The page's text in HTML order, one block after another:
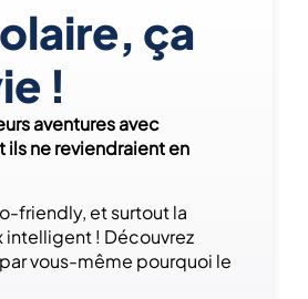
ça
!
aventures avec
ils ne reviendraient en
friendly, et surtout la
intelligent ! Découvrez
vous-même pourquoi le